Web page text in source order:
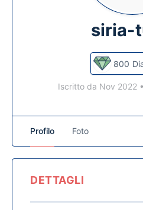
siria-
800
Iscritto da Nov 2022 •
Profilo Foto
DETTAGLI